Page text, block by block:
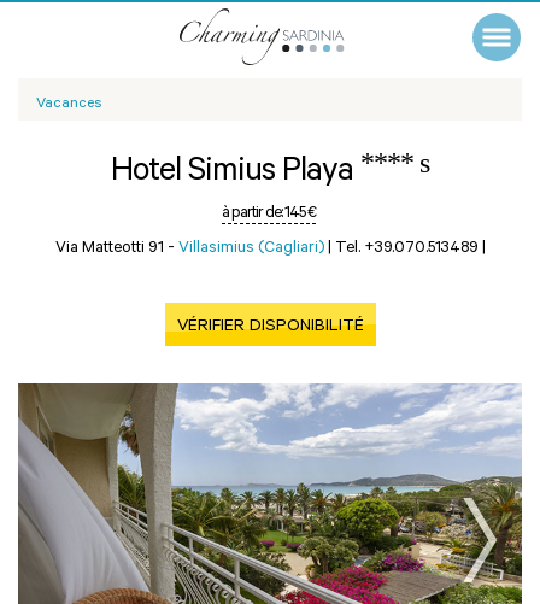
Vacances
Hotel Simius Playa **** s
à partir de:145 €
Via Matteotti 91 - Villasimius (Cagliari) | Tel. +39.070.513489 |
VÉRIFIER DISPONIBILITÉ